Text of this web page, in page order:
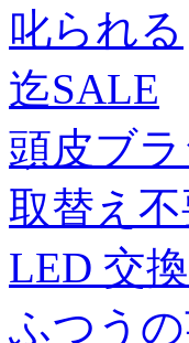
叱られる
迄SALE
頭皮ブラ
取替え
LED 交
ふつう